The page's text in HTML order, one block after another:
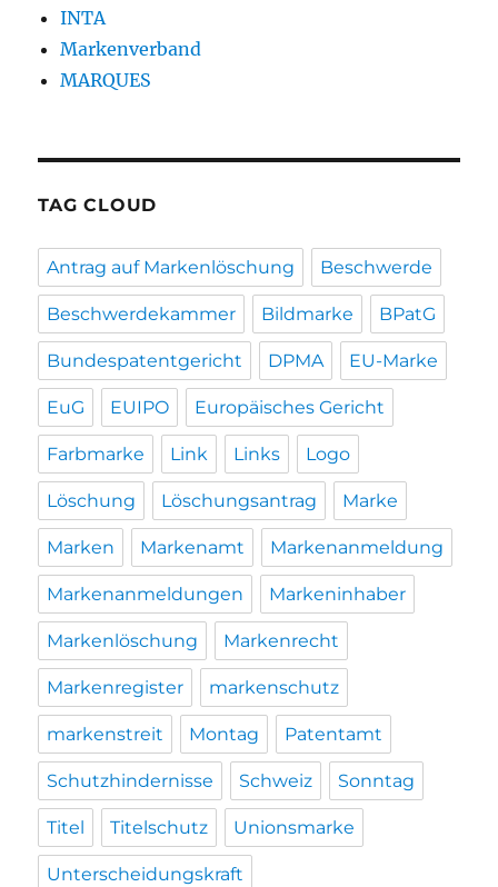
INTA
Markenverband
MARQUES
TAG CLOUD
Antrag auf Markenlöschung Beschwerde
Beschwerdekammer Bildmarke BPatG
Bundespatentgericht DPMA EU-Marke
EuG EUIPO Europäisches Gericht
Farbmarke Link Links Logo
Löschung Löschungsantrag Marke
Marken Markenamt Markenanmeldung
Markenanmeldungen Markeninhaber
Markenlöschung Markenrecht
Markenregister markenschutz
markenstreit Montag Patentamt
Schutzhindernisse Schweiz Sonntag
Titel Titelschutz Unionsmarke
Unterscheidungskraft